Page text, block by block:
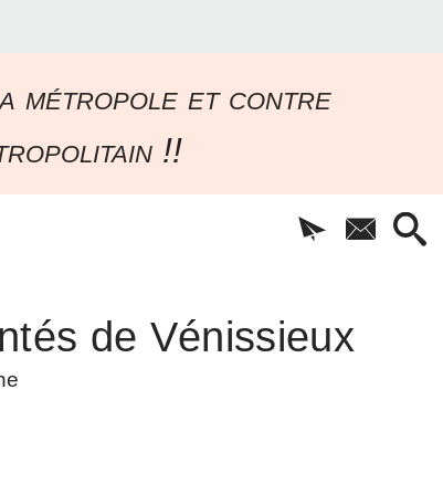
métropole et contre
!!
de Vénissieux